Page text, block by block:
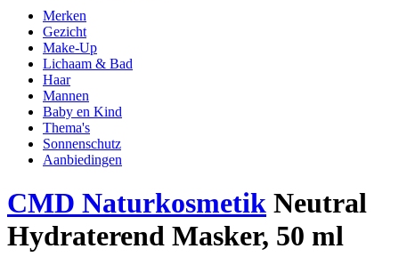
Merken
Gezicht
Make-Up
Lichaam & Bad
Haar
Mannen
Baby en Kind
Thema's
Sonnenschutz
Aanbiedingen
CMD Naturkosmetik Neutral
Hydraterend Masker, 50 ml